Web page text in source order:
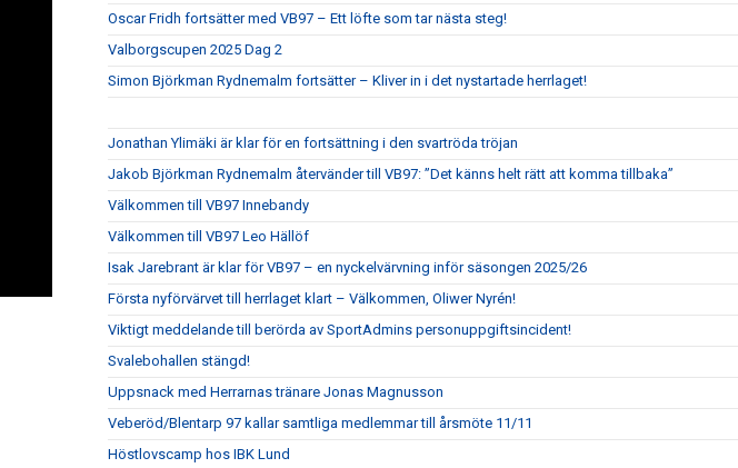
Oscar Fridh fortsätter med VB97 – Ett löfte som tar nästa steg!
Valborgscupen 2025 Dag 2
Simon Björkman Rydnemalm fortsätter – Kliver in i det nystartade herrlaget!
Jonathan Ylimäki är klar för en fortsättning i den svartröda tröjan
Jakob Björkman Rydnemalm återvänder till VB97: ”Det känns helt rätt att komma tillbaka”
Välkommen till VB97 Innebandy
Välkommen till VB97 Leo Hällöf
Isak Jarebrant är klar för VB97 – en nyckelvärvning inför säsongen 2025/26
Första nyförvärvet till herrlaget klart – Välkommen, Oliwer Nyrén!
Viktigt meddelande till berörda av SportAdmins personuppgiftsincident!
Svalebohallen stängd!
Uppsnack med Herrarnas tränare Jonas Magnusson
Veberöd/Blentarp 97 kallar samtliga medlemmar till årsmöte 11/11
Höstlovscamp hos IBK Lund